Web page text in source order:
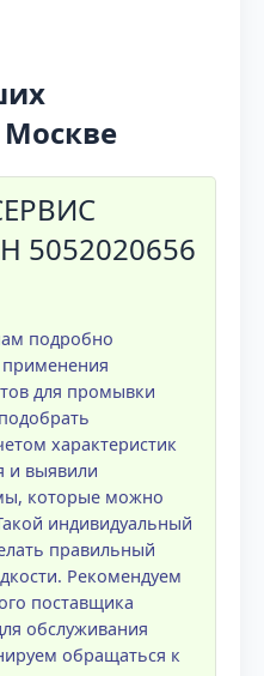
Москве
5052020656
подробно
для промывки
характеристик
и выявили
которые можно
индивидуальный
правильный
Рекомендуем
поставщика
обслуживания
обращаться к